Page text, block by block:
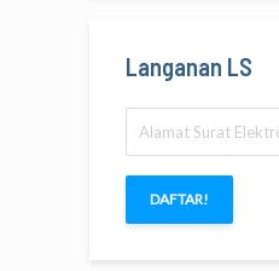
Langanan LS
Surat
Elektronik
DAFTAR!